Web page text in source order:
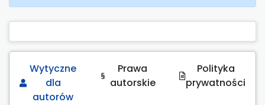
Wytyczne
dla
autorów
Prawa
autorskie
Polityka
prywatności